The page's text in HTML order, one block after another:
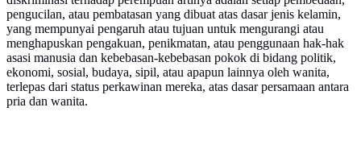
pengucilan, atau pembatasan yang dibuat atas dasar jenis kelamin,
yang mempunyai pengaruh atau tujuan untuk mengurangi atau
menghapuskan pengakuan, penikmatan, atau penggunaan hak-hak
asasi manusia dan kebebasan-kebebasan pokok di bidang politik,
ekonomi, sosial, budaya, sipil, atau apapun lainnya oleh wanita,
terlepas dari status perkawinan mereka, atas dasar persamaan antara
pria dan wanita.